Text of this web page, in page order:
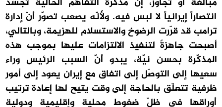
انتصاراً إيرانياً لا لبس فيه. ولأنّه يصعب تصوّر أنّ إدارة
ترامب قد قرّرت الرضوخ والاستسلام للهزيمة، وبالتالي،
أصبحت جاهزةً لتنفيذ الالتزامات عليها بموجب هذه
المذكّرة بحسن نيّة، يبدو أنّ السبب الرئيس وراء
سعيها إلى التوصّل إلى اتفاق مع إيران يعود إلى أمور
ظرفية تتعلّق بالحاجة إلى وقت يتيح لها إعادة ترتيب
أوراقها في ظلّ ضغوط محلية وإقليمية ودولية